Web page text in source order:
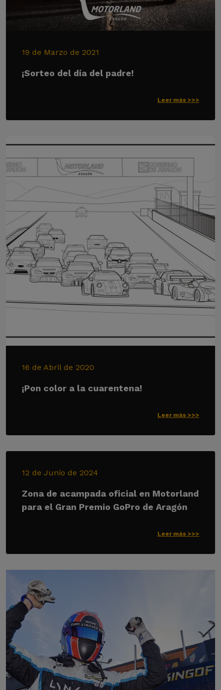
19 de Marzo de 2021
¡Sorteo del día del padre!
Leer más >>>
16 de Abril de 2020
¡Pon color a la cuarentena!
Leer más >>>
12 de Junio de 2024
Zona de acampada oficial en Motorland
para el Gran Premio GoPro de Aragón
Leer más >>>